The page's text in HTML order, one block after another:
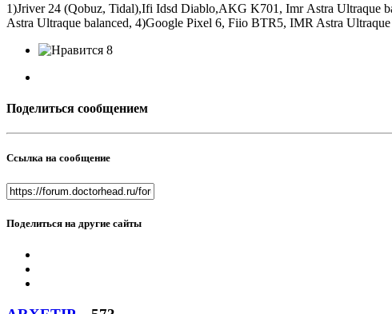
1)Jriver 24 (Qobuz, Tidal),Ifi Idsd Diablo,AKG K701, Imr Astra Ultraque
Astra Ultraque balanced, 4)Google Pixel 6, Fiio BTR5, IMR Astra Ultraque
8
Поделиться сообщением
Ссылка на сообщение
Поделиться на другие сайты